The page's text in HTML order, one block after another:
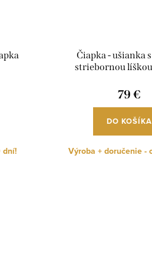
dní!
Čiapka - ušianka
striebornou
79 €
DO KOŠÍKA
Výroba + doručenie -